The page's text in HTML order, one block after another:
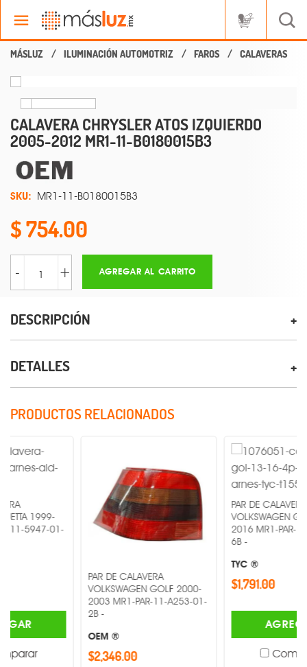
ILUMINACIÓN AUTOMOTRIZ FAROS CALAVERAS
CALAVERA CHRYSLER ATOS IZQUIERDO
2005-2012 MR1-11-B0180015B3
SKU: MR1-11-B0180015B3
754.00
- + AGREGAR AL CARRITO
DESCRIPCIÓN
DETALLES
PRODUCTOS RELACIONADOS
01-
PAR DE CALAVERA
VOLKSWAGEN GOLF 2000-
2003 MR1-PAR-11-A253-01-
2B -
OEM ®
$2,346.00
PAR DE CALAVERA
VOLKSWAGEN GOL 2013-
2016 MR1-PAR-11-C443-
6B -
$1,791.00
AGREGAR
Comparar